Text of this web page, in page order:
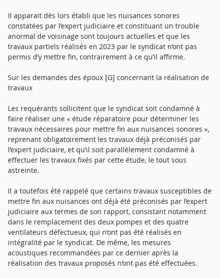
Il apparait dès lors établi que les nuisances sonores
constatées par l’expert judiciaire et constituant un trouble
anormal de voisinage sont toujours actuelles et que les
travaux partiels réalisés en 2023 par le syndicat n’ont pas
permis d’y mettre fin, contrairement à ce qu’il affirme.
Sur les demandes des époux [G] concernant la réalisation de
travaux
Les requérants sollicitent que le syndicat soit condamné à
faire réaliser une « étude réparatoire pour déterminer les
travaux nécessaires pour mettre fin aux nuisances sonores »,
reprenant obligatoirement les travaux déjà préconisés par
l’expert judiciaire, et qu’il soit parallèlement condamné à
effectuer les travaux fixés par cette étude, le tout sous
astreinte.
Il a toutefois été rappelé que certains travaux susceptibles de
mettre fin aux nuisances ont déjà été préconisés par l’expert
judiciaire aux termes de son rapport, consistant notamment
dans le remplacement des deux pompes et des quatre
ventilateurs défectueux, qui n’ont pas été réalisés en
intégralité par le syndicat. De même, les mesures
acoustiques recommandées par ce dernier après la
réalisation des travaux proposés n’ont pas été effectuées.